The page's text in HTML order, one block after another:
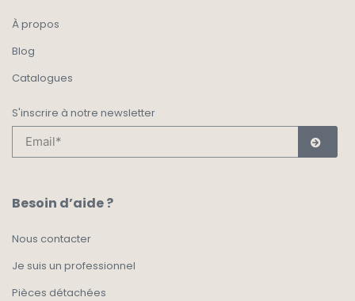
À propos
Blog
Catalogues
S'inscrire à notre newsletter
Besoin d’aide ?
Nous contacter
Je suis un professionnel
Pièces détachées